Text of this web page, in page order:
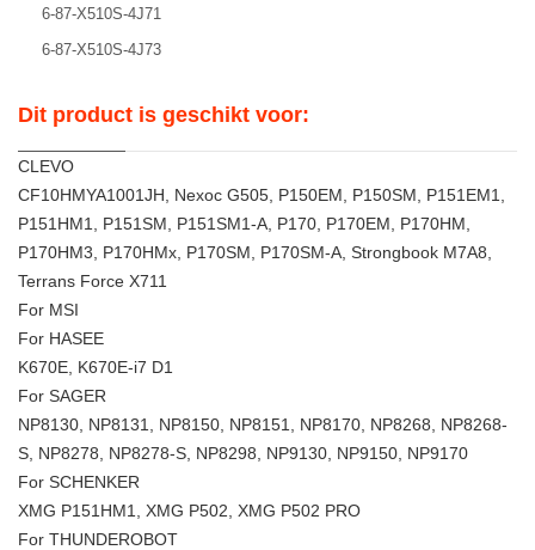
6-87-X510S-4J71
6-87-X510S-4J73
Dit product is geschikt voor:
CLEVO
CF10HMYA1001JH, Nexoc G505, P150EM, P150SM, P151EM1,
P151HM1, P151SM, P151SM1-A, P170, P170EM, P170HM,
P170HM3, P170HMx, P170SM, P170SM-A, Strongbook M7A8,
Terrans Force X711
For MSI
For HASEE
K670E, K670E-i7 D1
For SAGER
NP8130, NP8131, NP8150, NP8151, NP8170, NP8268, NP8268-
S, NP8278, NP8278-S, NP8298, NP9130, NP9150, NP9170
For SCHENKER
XMG P151HM1, XMG P502, XMG P502 PRO
For THUNDEROBOT